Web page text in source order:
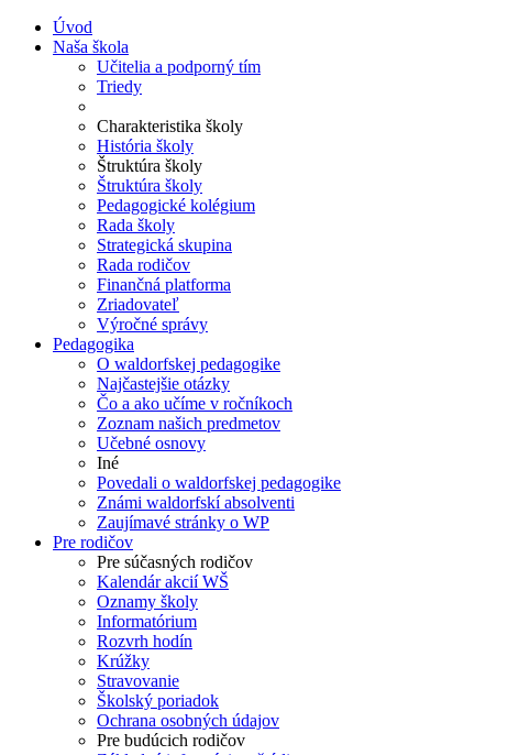
Úvod
Naša škola
Učitelia a podporný tím
Triedy
Charakteristika školy
História školy
Štruktúra školy
Štruktúra školy
Pedagogické kolégium
Rada školy
Strategická skupina
Rada rodičov
Finančná platforma
Zriadovateľ
Výročné správy
Pedagogika
O waldorfskej pedagogike
Najčastejšie otázky
Čo a ako učíme v ročníkoch
Zoznam našich predmetov
Učebné osnovy
Iné
Povedali o waldorfskej pedagogike
Známi waldorfskí absolventi
Zaujímavé stránky o WP
Pre rodičov
Pre súčasných rodičov
Kalendár akcií WŠ
Oznamy školy
Informatórium
Rozvrh hodín
Krúžky
Stravovanie
Školský poriadok
Ochrana osobných údajov
Pre budúcich rodičov